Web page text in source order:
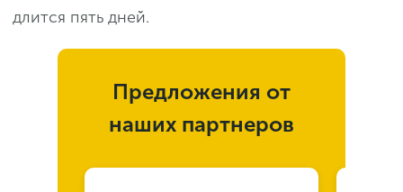
длится пять дней.
Предложения от
наших партнеров